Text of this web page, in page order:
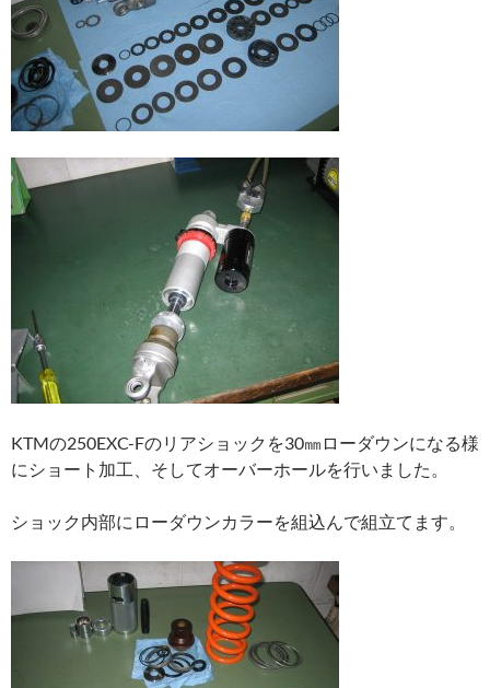
KTMの250EXC-Fのリアショックを30㎜ローダウンになる様
にショート加工、そしてオーバーホールを行いました。
ショック内部にローダウンカラーを組込んで組立てます。